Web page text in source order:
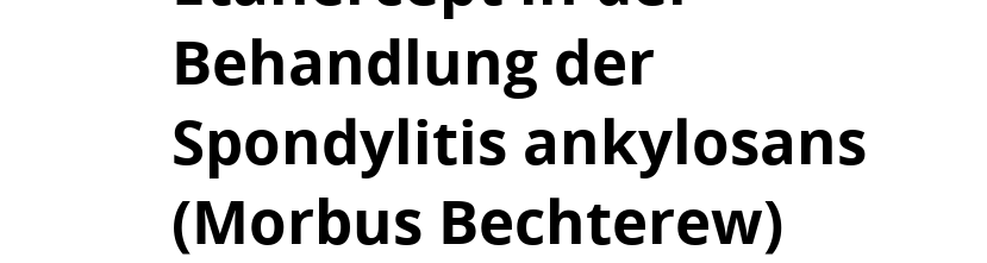
Behandlung der
Spondylitis ankylosans
(Morbus Bechterew)